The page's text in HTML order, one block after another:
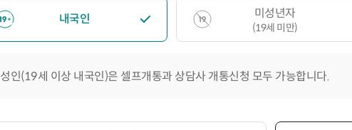
내국인 미성년자
(19세 미만)
성인(19세 이상 내국인)은 셀프개통과 상담사 개통신청 모두 가능합니다.